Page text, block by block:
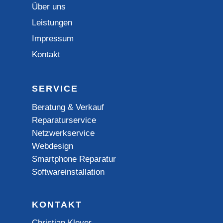
Über uns
Leistungen
Impressum
Kontakt
SERVICE
Beratung & Verkauf
Reparaturservice
Netzwerkservice
Webdesign
Smartphone Reparatur
Softwareinstallation
KONTAKT